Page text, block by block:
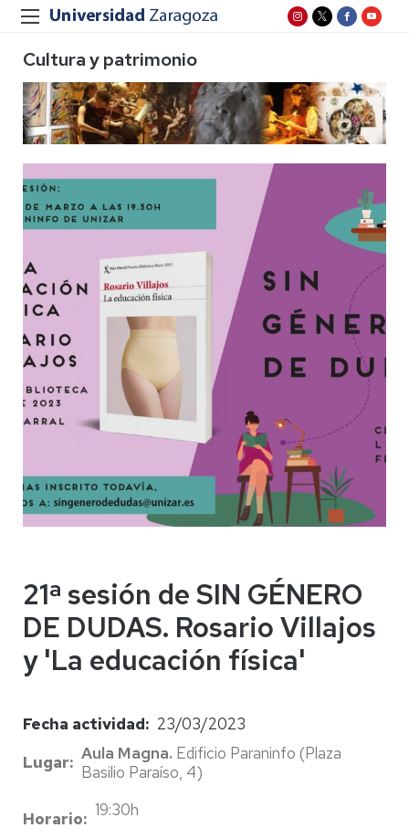
Cultura y patrimonio
21ª sesión de SIN GÉNERO
DE DUDAS. Rosario Villajos
y 'La educación física'
Fecha actividad
23/03/2023
Lugar
Aula Magna. Edificio Paraninfo (Plaza
Basilio Paraíso, 4)
Horario
19:30h